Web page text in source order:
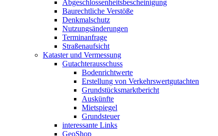
Abgeschlossenheits­bescheinigung
Baurechtliche Verstöße
Denkmalschutz
Nutzungsänderungen
Terminanfrage
Straßenaufsicht
Kataster und Vermessung
Gutachterausschuss
Bodenrichtwerte
Erstellung von Verkehrswertgutachten
Grundstücksmarktbericht
Auskünfte
Mietspiegel
Grundsteuer
interessante Links
GeoShop